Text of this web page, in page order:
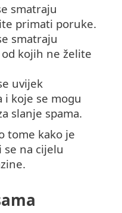
smatraju
primati poruke.
smatraju
kojih ne želite
uvijek
i koje se mogu
slanje spama.
tome kako je
na cijelu